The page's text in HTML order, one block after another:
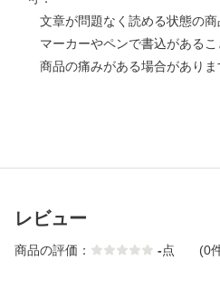
文章が問題なく読める状態の商
マーカーやペンで書込があるこ
商品の痛みがある場合がありま
レビュー
商品の評価： -点 (0